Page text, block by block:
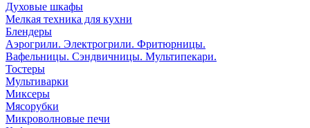
Духовые шкафы
Мелкая техника для кухни
Блендеры
Аэрогрили. Электрогрили. Фритюрницы.
Вафельницы. Сэндвичницы. Мультипекари.
Тостеры
Мультиварки
Миксеры
Мясорубки
Микроволновые печи